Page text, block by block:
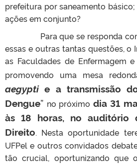
prefeitura por saneamento
ações em conjunto?
Para que se responda com
essas e outras tantas questões,
as Faculdades de Enfermagem
promovendo uma mesa
aegyptie a transmissão
Dengue” no próximo dia 31
às 18 horas, no auditório
Direito. Nesta oportunidade
UFPel e outros convidados
tão crucial, oportunizando que